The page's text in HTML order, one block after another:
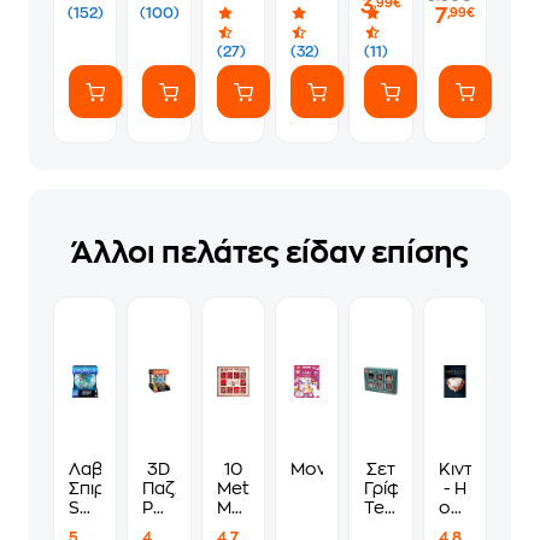
(152) (100)
(27) (32) (11)
3,99€
7,99€
Άλλοι πελάτες είδαν επίσης
Λαβύρινθος
Σπιράλ
Spin
3D
Παζλ
Perplexus
10
Metal
Μπλε
Μονόκεροι
Σετ
Γρίφοι
Teaser
Κιντσούγκι
- Η
ομορφιά